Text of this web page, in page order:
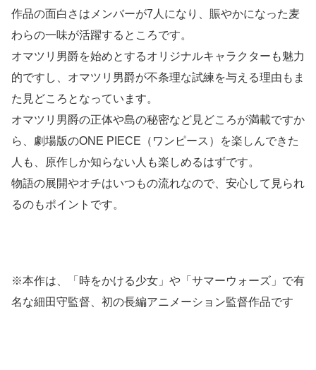
作品の面白さはメンバーが7人になり、賑やかになった麦
わらの一味が活躍するところです。
オマツリ男爵を始めとするオリジナルキャラクターも魅力
的ですし、オマツリ男爵が不条理な試練を与える理由もま
た見どころとなっています。
オマツリ男爵の正体や島の秘密など見どころが満載ですか
ら、劇場版のONE PIECE（ワンピース）を楽しんできた
人も、原作しか知らない人も楽しめるはずです。
物語の展開やオチはいつもの流れなので、安心して見られ
るのもポイントです。
※本作は、「時をかける少女」や「サマーウォーズ」で有
名な細田守監督、初の長編アニメーション監督作品です